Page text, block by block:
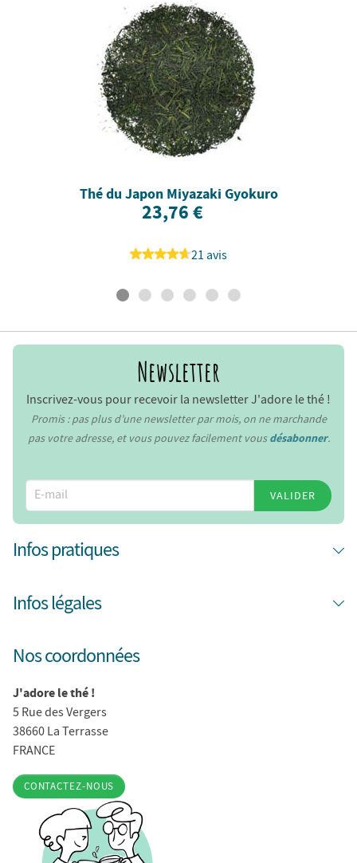
Thé du Japon Miyazaki Gyokuro
23,76 €
21 avis
Newsletter
Inscrivez-vous pour recevoir la newsletter J'adore le thé !
Promis : pas plus d’une newsletter par mois, on ne marchande
pas votre adresse, et vous pouvez facilement vousdésabonner.
VALIDER
Infos pratiques
Infos légales
Nos coordonnées
J'adore le thé !
5 Rue des Vergers
38660 La Terrasse
FRANCE
CONTACTEZ-NOUS